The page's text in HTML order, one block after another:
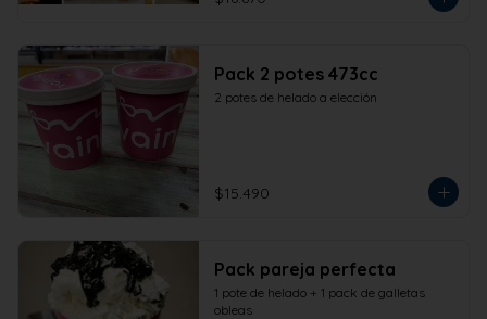
Pack 2 potes 473cc
2 potes de helado a elección
$15.490
Pack pareja perfecta
1 pote de helado + 1 pack de galletas
obleas